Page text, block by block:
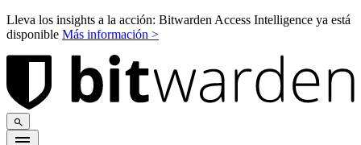
Lleva los insights a la acción: Bitwarden Access Intelligence ya está
disponible Más información >